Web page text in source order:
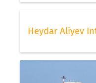
Heydar Aliyev